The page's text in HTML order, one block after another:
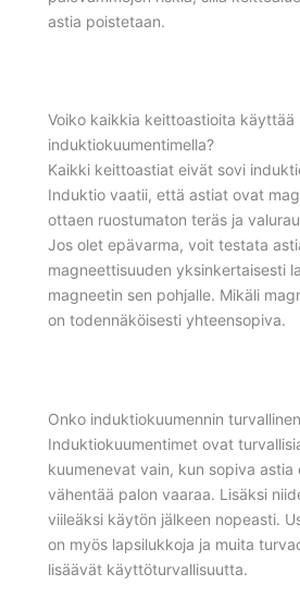
astia poistetaan.
Voiko kaikkia keittoastioita käyttää
induktiokuumentimella?
Kaikki keittoastiat eivät sovi
Induktio vaatii, että astiat ovat
ottaen ruostumaton teräs ja
Jos olet epävarma, voit testata
magneettisuuden yksinkertaisesti
magneetin sen pohjalle. Mikäli
on todennäköisesti yhteensopiva.
Onko induktiokuumennin
Induktiokuumentimet ovat
kuumenevat vain, kun sopiva astia
vähentää palon vaaraa. Lisäksi
viileäksi käytön jälkeen nopeasti.
on myös lapsilukkoja ja muita
lisäävät käyttöturvallisuutta.